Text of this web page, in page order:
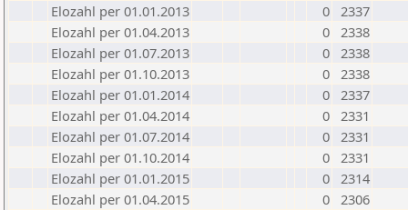
Elozahl per 01.01.2013
0 2337
Elozahl per 01.04.2013
0 2338
Elozahl per 01.07.2013
0 2338
Elozahl per 01.10.2013
0 2338
Elozahl per 01.01.2014
0 2337
Elozahl per 01.04.2014
0 2331
Elozahl per 01.07.2014
0 2331
Elozahl per 01.10.2014
0 2331
Elozahl per 01.01.2015
0 2314
Elozahl per 01.04.2015
0 2306